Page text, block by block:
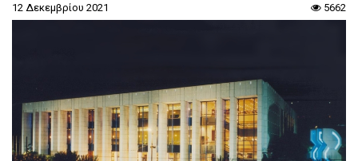
12 Δεκεμβρίου 2021 5662